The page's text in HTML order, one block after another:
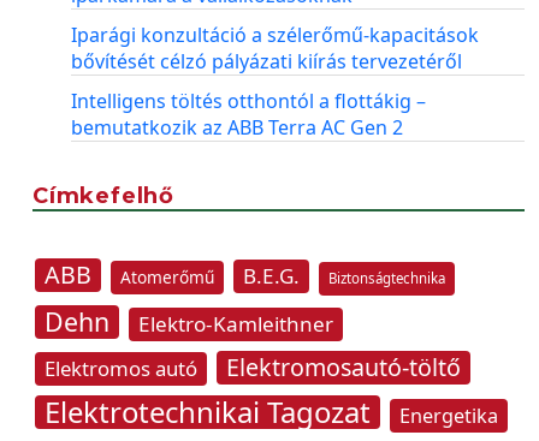
Iparági konzultáció a szélerőmű-kapacitások
bővítését célzó pályázati kiírás tervezetéről
Intelligens töltés otthontól a flottákig –
bemutatkozik az ABB Terra AC Gen 2
Címkefelhő
ABB Atomerőmű B.E.G. Biztonságtechnika
Dehn
Elektro-Kamleithner
Elektromos autó
Elektromosautó-töltő
Elektrotechnikai Tagozat Energetika